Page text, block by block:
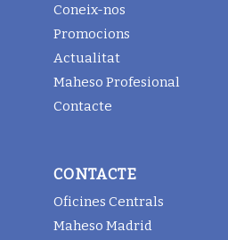
Coneix-nos
Promocions
Actualitat
Maheso Profesional
Contacte
CONTACTE
Oficines Centrals
Maheso Madrid